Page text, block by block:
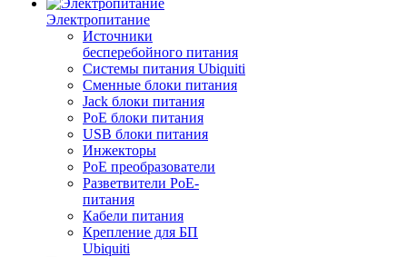
Электропитание
Источники
бесперебойного питания
Системы питания Ubiquiti
Сменные блоки питания
Jack блоки питания
PoE блоки питания
USB блоки питания
Инжекторы
PoE преобразователи
Разветвители PoE-
питания
Кабели питания
Крепление для БП
Ubiquiti